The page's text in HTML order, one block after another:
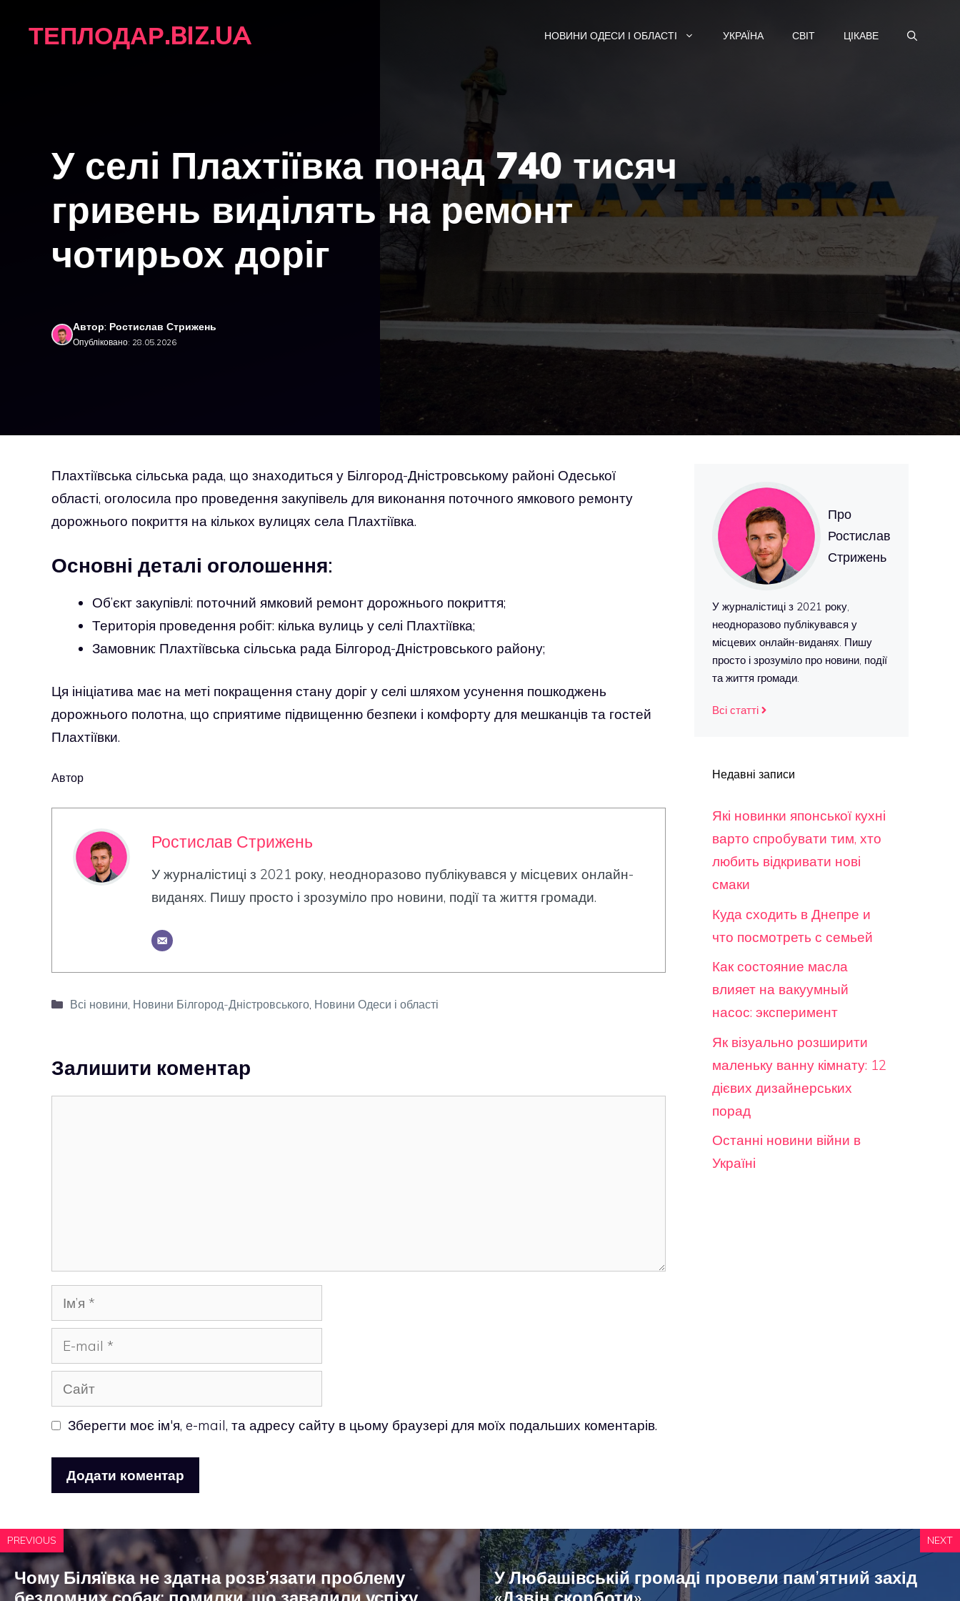
ТЕПЛОДАР.BIZ.UA НОВИНИ ОДЕСИ І ОБЛАСТІ УКРАЇНА СВІТ ЦІКАВЕ
У селі Плахтіївка понад 740 тисяч
гривень виділять на ремонт
чотирьох доріг
Автор: Ростислав Стрижень
Опубліковано: 28.05.2026
Плахтіївська сільська рада, що знаходиться у Білгород-Дністровському районі Одеської
області, оголосила про проведення закупівель для виконання поточного ямкового ремонту
дорожнього покриття на кількох вулицях села Плахтіївка.
Основні деталі оголошення:
Об’єкт закупівлі: поточний ямковий ремонт дорожнього покриття;
Територія проведення робіт: кілька вулиць у селі Плахтіївка;
Замовник: Плахтіївська сільська рада Білгород-Дністровського району;
Ця ініціатива має на меті покращення стану доріг у селі шляхом усунення пошкоджень
дорожнього полотна, що сприятиме підвищенню безпеки і комфорту для мешканців та гостей
Плахтіївки.
Автор
Ростислав Стрижень
У журналістиці з 2021 року, неодноразово публікувався у місцевих онлайн-
виданях. Пишу просто і зрозуміло про новини, події та життя громади.
Категорії
Всі новини, Новини Білгород-Дністровського, Новини Одеси і області
Залишити коментар
Ім’я
mail
Сайт
Зберегти моє ім'я, e-mail, та адресу сайту в цьому браузері для моїх подальших коментарів.
Про
Ростислав
Стрижень
У журналістиці з 2021 року,
неодноразово публікувався у
місцевих онлайн-виданях. Пишу
просто і зрозуміло про новини, події
та життя громади.
Всі статті
Недавні записи
Які новинки японської кухні
варто спробувати тим, хто
любить відкривати нові
смаки
Куда сходить в Днепре и
что посмотреть с семьей
Как состояние масла
влияет на вакуумный
насос: эксперимент
Як візуально розширити
маленьку ванну кімнату: 12
дієвих дизайнерських
порад
Останні новини війни в
Україні
PREVIOUS
Чому Біляївка не здатна розв’язати проблему
NEXT
У Любашівській громаді провели пам’ятний захід